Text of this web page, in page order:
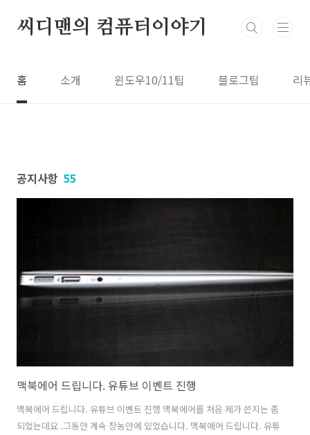
씨디맨의 컴퓨터이야기
홈 소개 윈도우10/11팁 블로그팁 리
공지사항 55
맥북에어 드립니다. 유튜브 이벤트 진행
맥북에어 드립니다. 유튜브 이벤트 진행 맥북에어를 처음 제가 쓴지는 좀
되었는데요 .그동안 계속 장농안에 있었습니다. 맥북에어 드립니다. 유튜